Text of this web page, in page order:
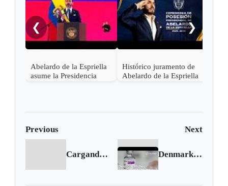
❮
Abelardo de la Espriella
asume la Presidencia
Histórico juramento de
Abelardo de la Espriella
❯
Previous Next
Cargando anterior... Denmark ditches AstraZeneca's COVID-19 vaccine